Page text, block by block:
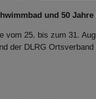
und 50
vom 25. bis zum 31.
der DLRG